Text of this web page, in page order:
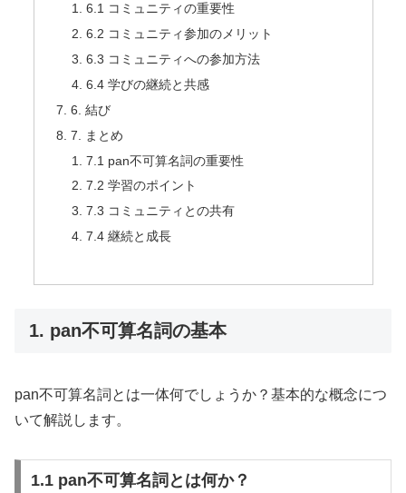
6.1 コミュニティの重要性
6.2 コミュニティ参加のメリット
6.3 コミュニティへの参加方法
6.4 学びの継続と共感
6. 結び
7. まとめ
7.1 pan不可算名詞の重要性
7.2 学習のポイント
7.3 コミュニティとの共有
7.4 継続と成長
1. pan不可算名詞の基本
pan不可算名詞とは一体何でしょうか？基本的な概念につ
いて解説します。
1.1 pan不可算名詞とは何か？